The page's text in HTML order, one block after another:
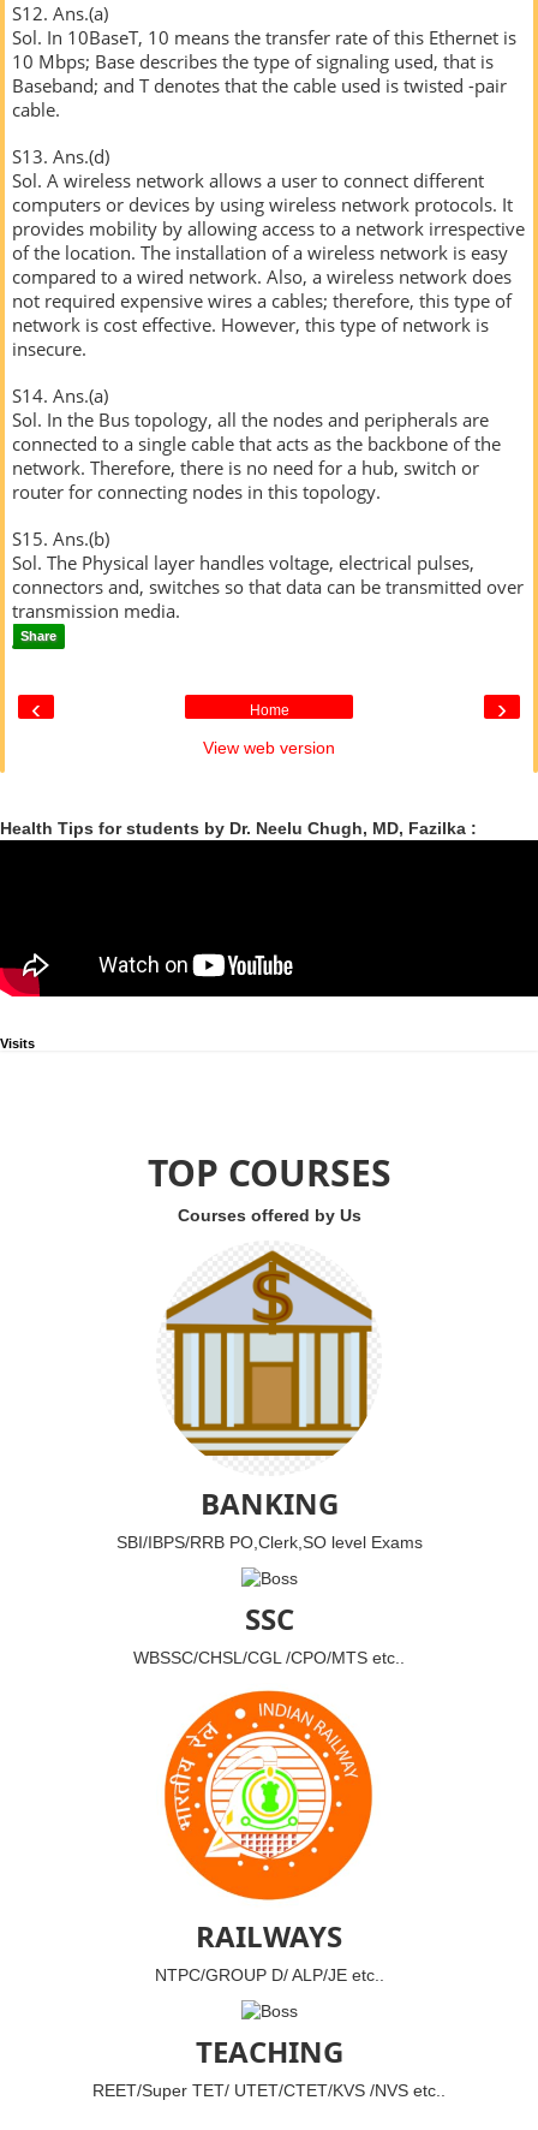
S12. Ans.(a)
Sol. In 10BaseT, 10 means the transfer rate of this Ethernet is
10 Mbps; Base describes the type of signaling used, that is
Baseband; and T denotes that the cable used is twisted -pair
cable.
S13. Ans.(d)
Sol. A wireless network allows a user to connect different
computers or devices by using wireless network protocols. It
provides mobility by allowing access to a network irrespective
of the location. The installation of a wireless network is easy
compared to a wired network. Also, a wireless network does
not required expensive wires a cables; therefore, this type of
network is cost effective. However, this type of network is
insecure.
S14. Ans.(a)
Sol. In the Bus topology, all the nodes and peripherals are
connected to a single cable that acts as the backbone of the
network. Therefore, there is no need for a hub, switch or
router for connecting nodes in this topology.
S15. Ans.(b)
Sol. The Physical layer handles voltage, electrical pulses,
connectors and, switches so that data can be transmitted over
transmission media.
Share
‹ ›
Home
View web version
Health Tips for students by Dr. Neelu Chugh, MD, Fazilka :
Visits
TOP COURSES
Courses offered by Us
BANKING
SBI/IBPS/RRB PO,Clerk,SO level Exams
SSC
WBSSC/CHSL/CGL /CPO/MTS etc..
RAILWAYS
NTPC/GROUP D/ ALP/JE etc..
TEACHING
REET/Super TET/ UTET/CTET/KVS /NVS etc..